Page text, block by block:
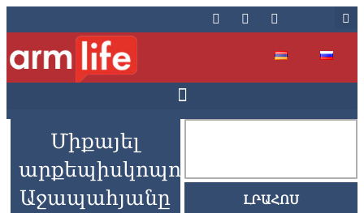
Միքայել
արքեպիսկոպոս
Աջապահյանը
ԼՐԱՀՈՍ